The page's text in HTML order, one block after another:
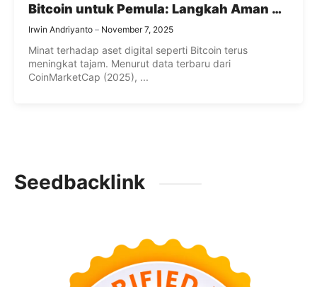
Bitcoin untuk Pemula: Langkah Aman di
Dunia Crypto
Irwin Andriyanto November 7, 2025
Minat terhadap aset digital seperti Bitcoin terus
meningkat tajam. Menurut data terbaru dari
CoinMarketCap (2025), ...
Seedbacklink